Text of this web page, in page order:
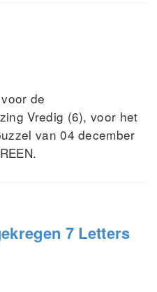
de
Vredig (6), voor het
van 04 december
7 Letters